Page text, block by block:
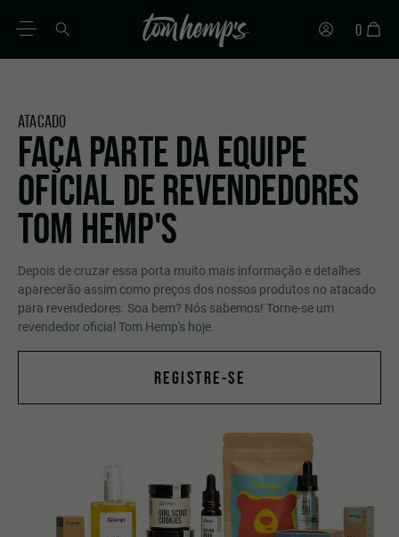
0
ATACADO
FAÇA PARTE DA EQUIPE
OFICIAL DE REVENDEDORES
TOM HEMP'S
Depois de cruzar essa porta muito mais informação e detalhes
aparecerão assim como preços dos nossos produtos no atacado
para revendedores. Soa bem? Nós sabemos! Torne-se um
revendedor oficial Tom Hemp's hoje.
REGISTRE-SE